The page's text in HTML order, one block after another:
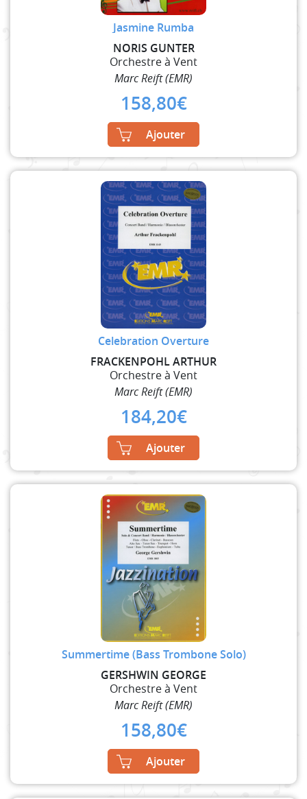
Jasmine Rumba
NORIS GUNTER
Orchestre à Vent
Marc Reift (EMR)
158,80€
Ajouter
Celebration Overture
FRACKENPOHL ARTHUR
Orchestre à Vent
Marc Reift (EMR)
184,20€
Ajouter
Summertime (Bass Trombone Solo)
GERSHWIN GEORGE
Orchestre à Vent
Marc Reift (EMR)
158,80€
Ajouter